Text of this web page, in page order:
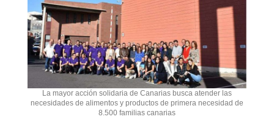
La mayor acción solidaria de Canarias busca atender las
necesidades de alimentos y productos de primera necesidad de
8.500 familias canarias